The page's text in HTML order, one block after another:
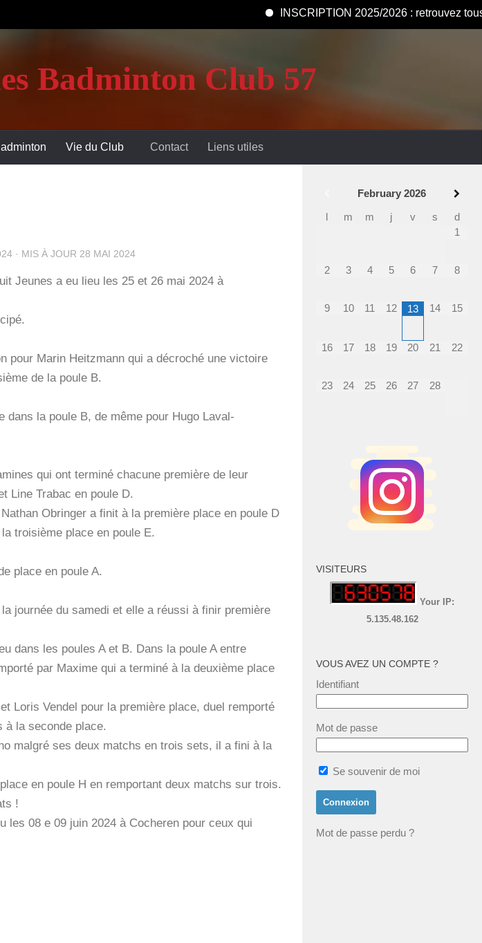
INSCRIPTION 2025/2026 : retrouvez tous
Badminton Club 57
Vie du Club Contact Liens utiles
· MIS À JOUR 28 MAI 2024
Jeunes a eu lieu les 25 et 26 mai 2024 à
pour Marin Heitzmann qui a décroché une victoire
de la poule B.
dans la poule B, de même pour Hugo Laval-
qui ont terminé chacune première de leur
Line Trabac en poule D.
Obringer a finit à la première place en poule D
troisième place en poule E.
place en poule A.
journée du samedi et elle a réussi à finir première
dans les poules A et B. Dans la poule A entre
par Maxime qui a terminé à la deuxième place
Loris Vendel pour la première place, duel remporté
à la seconde place.
malgré ses deux matchs en trois sets, il a fini à la
en poule H en remportant deux matchs sur trois.
!
les 08 e 09 juin 2024 à Cocheren pour ceux qui
February 2026
l
m m j v s
d
1
2 3 4 5 6 7 8
9 10 11 12 13 14 15
16 17 18 19 20 21 22
23 24 25 26 27 28
VISITEURS
Your IP:
5.135.48.162
VOUS AVEZ UN COMPTE ?
Identifiant
Mot de passe
Se souvenir de moi
Mot de passe perdu ?